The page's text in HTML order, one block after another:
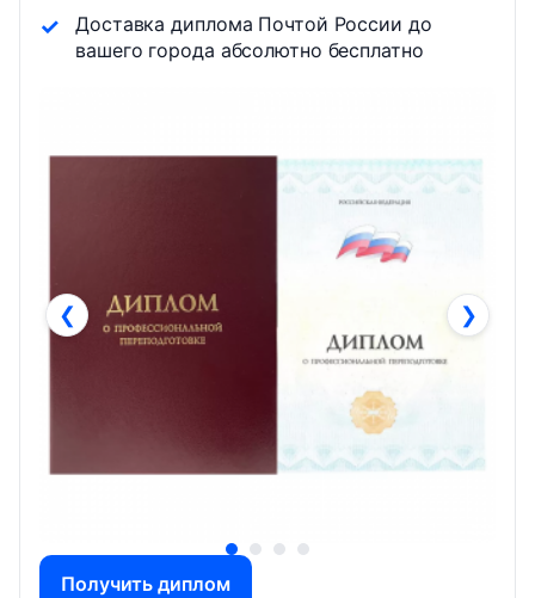
Доставка диплома Почтой России до
вашего города абсолютно бесплатно
❮ ❯
Получить диплом